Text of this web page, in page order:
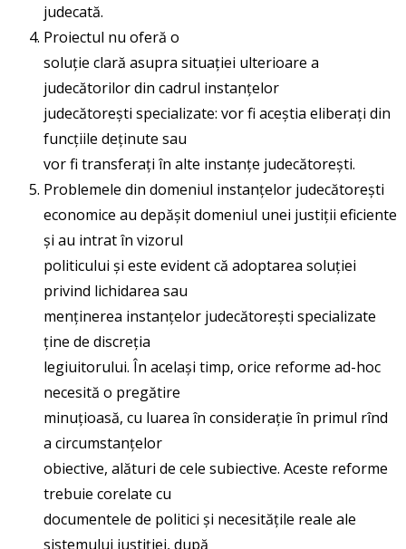
judecată.
Proiectul nu oferă o
soluție clară asupra situației ulterioare a
judecătorilor din cadrul instanțelor
judecătorești specializate: vor fi aceștia eliberați din
funcțiile deținute sau
vor fi transferați în alte instanțe judecătorești.
Problemele din domeniul instanțelor judecătorești
economice au depășit domeniul unei justiții eficiente
și au intrat în vizorul
politicului și este evident că adoptarea soluției
privind lichidarea sau
menținerea instanțelor judecătorești specializate
ține de discreția
legiuitorului. În același timp, orice reforme ad-hoc
necesită o pregătire
minuțioasă, cu luarea în considerație în primul rînd
a circumstanțelor
obiective, alături de cele subiective. Aceste reforme
trebuie corelate cu
documentele de politici și necesitățile reale ale
sistemului justiției, după